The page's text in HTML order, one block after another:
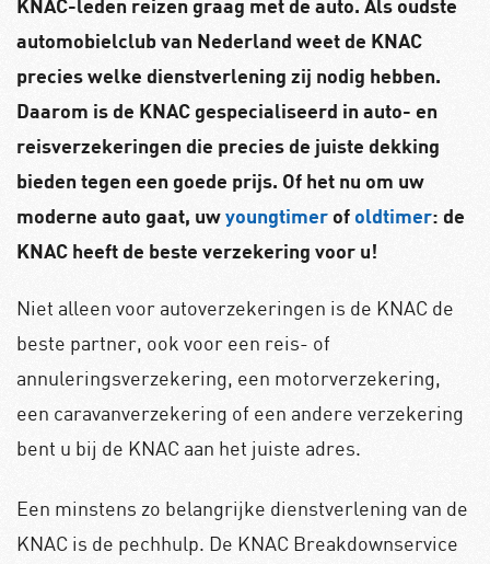
KNAC-leden reizen graag met de auto. Als oudste
automobielclub van Nederland weet de KNAC
precies welke dienstverlening zij nodig hebben.
Daarom is de KNAC gespecialiseerd in auto- en
reisverzekeringen die precies de juiste dekking
bieden tegen een goede prijs. Of het nu om uw
moderne auto gaat, uwyoungtimerofoldtimer: de
KNAC heeft de beste verzekering voor u!
Niet alleen voor autoverzekeringen is de KNAC de
beste partner, ook voor een reis- of
annuleringsverzekering, een motorverzekering,
een caravanverzekering of een andere verzekering
bent u bij de KNAC aan het juiste adres.
Een minstens zo belangrijke dienstverlening van de
KNAC is de pechhulp. De KNAC Breakdownservice